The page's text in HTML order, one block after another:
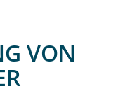
VON